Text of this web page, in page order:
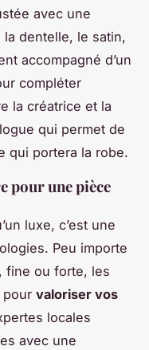
avec une
dentelle, le satin,
accompagné d’un
compléter
la créatrice et la
qui permet de
qui portera la robe.
pour une pièce
luxe, c’est une
Peu importe
fine ou forte, les
pour valoriser vos
locales
avec une